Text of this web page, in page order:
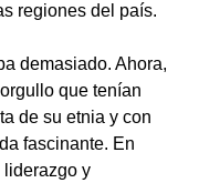
regiones del país.
demasiado. Ahora,
que tenían
de su etnia y con
fascinante. En
liderazgo y